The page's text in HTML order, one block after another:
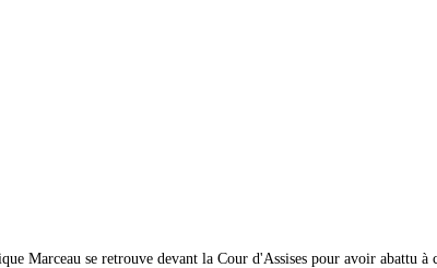
Marceau se retrouve devant la Cour d'Assises pour avoir abattu à